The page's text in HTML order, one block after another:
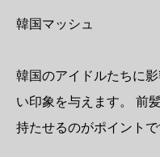
韓国マッシュ
韓国のアイドルたちに
い印象を与えます。 前
持たせるのがポイントで